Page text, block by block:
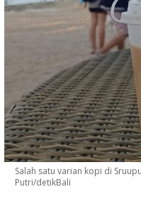
Salah satu varian kopi di
Putri/detikBali